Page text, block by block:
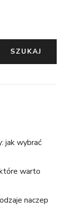
SZUKAJ
jak wybrać
warto
naczep